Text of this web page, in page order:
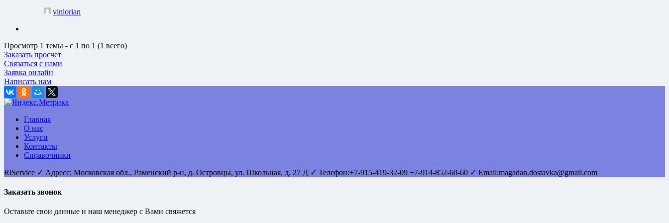
vinlorian
Просмотр 1 темы - с 1 по 1 (1 всего)
Заказать просчет
Связаться с нами
Заявка онлайн
Написать нам
Главная
О нас
Услуги
Контакты
Справочники
RlService ✓ Адресс: Московская обл., Раменский р-н, д. Островцы, ул. Школьная, д. 27 Д ✓ Телефон:+7-915-419-32-09 +7-914-852-60-60 ✓ Email:magadan.dostavka@gmail.com
Заказать звонок
Оставьте свои данные и наш менеджер с Вами свяжется